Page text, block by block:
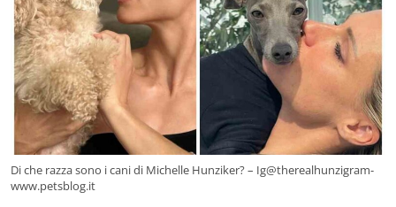
Di che razza sono i cani di Michelle Hunziker? – Ig@therealhunzigram-
www.petsblog.it